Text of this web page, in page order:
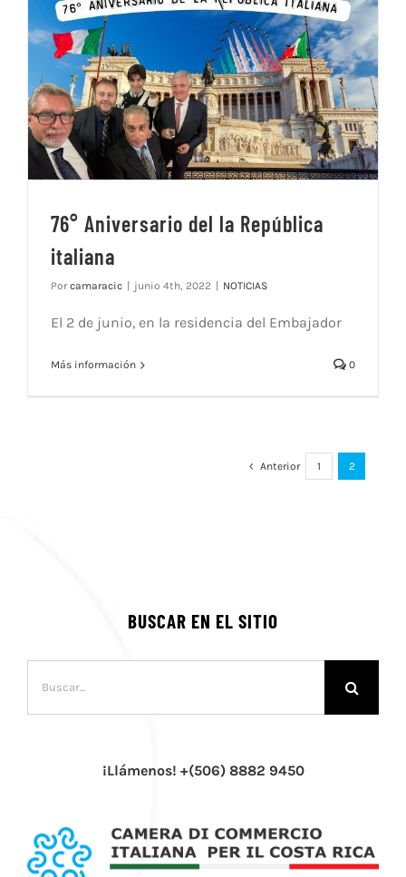
76° Aniversario del la República
italiana
Porcamaracic | junio 4th, 2022 | NOTICIAS
El 2 de junio, en la residencia del Embajador
Más información 0
Anterior 1 2
BUSCAR EN EL SITIO
¡Llámenos! +(506) 8882 9450